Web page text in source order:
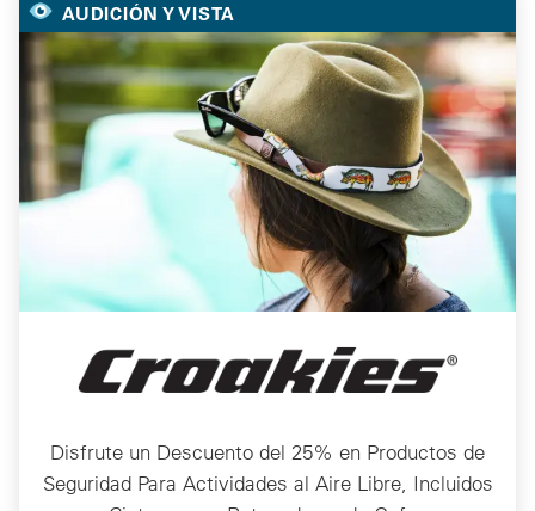
AUDICIÓN Y VISTA
Disfrute un Descuento del 25% en Productos de
Seguridad Para Actividades al Aire Libre, Incluidos